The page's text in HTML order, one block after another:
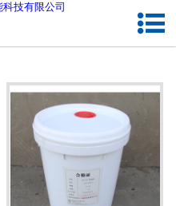
河南清洗剂
河南消泡剂
河南导热油修复剂